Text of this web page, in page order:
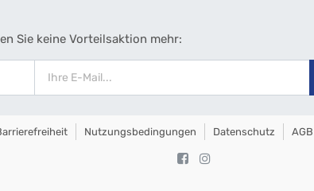
Sie keine Vorteilsaktion mehr:
Nutzungsbedingungen Datenschutz AGB